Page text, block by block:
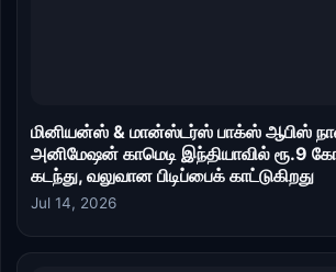
மினியன்ஸ் & மான்ஸ்டர்ஸ் பாக்ஸ் ஆபிஸ்
அனிமேஷன் காமெடி இந்தியாவில் ரூ.9
கடந்து, வலுவான பிடிப்பைக் காட்டுகிறது
Jul 14, 2026